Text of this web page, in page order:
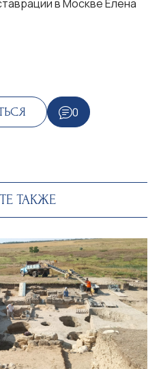
в Москве Елена
0
ТАКЖЕ